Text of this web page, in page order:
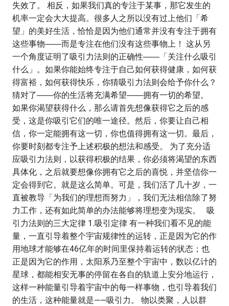
失效了。 相反，如果我们真的专注于某事，那它发生的
机率一定会大大提高。很多人之所以没有过上他们「希
望」的美好生活，恰恰是因为他们通常并没有专注于拥有
这些事物――而是专注在他们没有这些事物上！ 这从另
一个角度证明了吸引力法则的正确性――「关注什么吸引
什么」。如果你能始终专注于自己如何获得健康，如何获
得富裕，如何获得快乐，你猜吸引力法则会给予你什么？
猜对了――你的生活将充满希望――拥有一切的希望。
如果你渴望获得什么，那么请首先想像获得它之后的感
受，这是你吸引它们的唯一途径。然后，你要让自己相
信，你一定能拥有这一切，你也值得拥有这一切。最后，
你要时刻都专注予上述积极的想法和感受。 为了充分适
应吸引力法则，以获得积极的结果，你必须将渴望的东西
具体化，之后就要想像你拥有它之后的喜悦，并坚信你一
定会得到它。就是这么简单。可是，我们活了几十岁，一
直被教导「为我们的理想而努力」，我们无法相信除了努
力工作，还有如此简单的办法能够将理想变为现实。 吸
引力法则的三大定律 1.吸引定律 有一种我们看不见的能
量，一直引导着整个宇宙规律性的运转，正是因为它的作
用地球才能够在46亿年的时间里保持着运转的状态；也
正是因为它的作用，太阳系乃至整个宇宙中，数以亿计的
星球，都能相安无事的停留在各自的轨道上安分地运行，
这样一种能量引导着宇宙中的每一样事物，也引导着我们
的生活，这种能量就是——吸引力。 物以类聚，人以群